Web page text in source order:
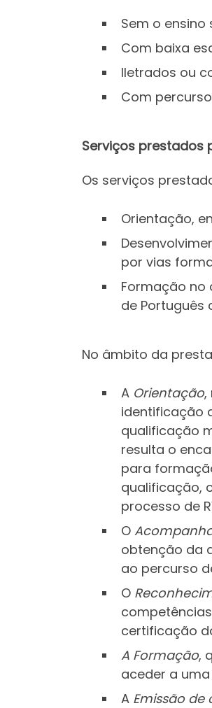
Sem o
Com baixa
Iletrados ou
Com
Serviços prestados
Os serviços
Orientação,
por vias
Formação no
de Português
No âmbito da
A Orientação,
identificação
qualificação
resulta o
para
qualificação,
processo de
O
obtenção da
ao percurso
O
certificação
A Formação,
aceder a
A Emissão